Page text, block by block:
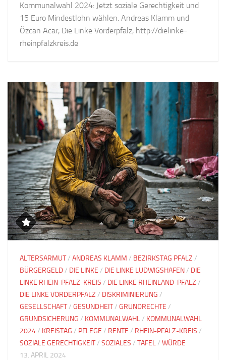
Kommunalwahl 2024: Jetzt soziale Gerechtigkeit und
15 Euro Mindestlohn wählen. Andreas Klamm und
Özcan Acar, Die Linke Vorderpfalz, http://dielinke-
rheinpfalzkreis.de
ALTERSARMUT/ ANDREAS KLAMM / BEZIRKSTAG PFALZ /
BÜRGERGELD/ DIE LINKE / DIE LINKE LUDWIGSHAFEN/ DIE
LINKE RHEIN-PFALZ-KREIS / DIE LINKE RHEINLAND-PFALZ /
DIE LINKE VORDERPFALZ / DISKRIMINIERUNG /
GESELLSCHAFT/ GESUNDHEIT/ GRUNDRECHTE /
GRUNDSICHERUNG / KOMMUNALWAHL/ KOMMUNALWAHL
2024/ KREISTAG / PFLEGE / RENTE / RHEIN-PFALZ-KREIS /
SOZIALE GERECHTIGKEIT/ SOZIALES / TAFEL/ WÜRDE
13. APRIL 2024